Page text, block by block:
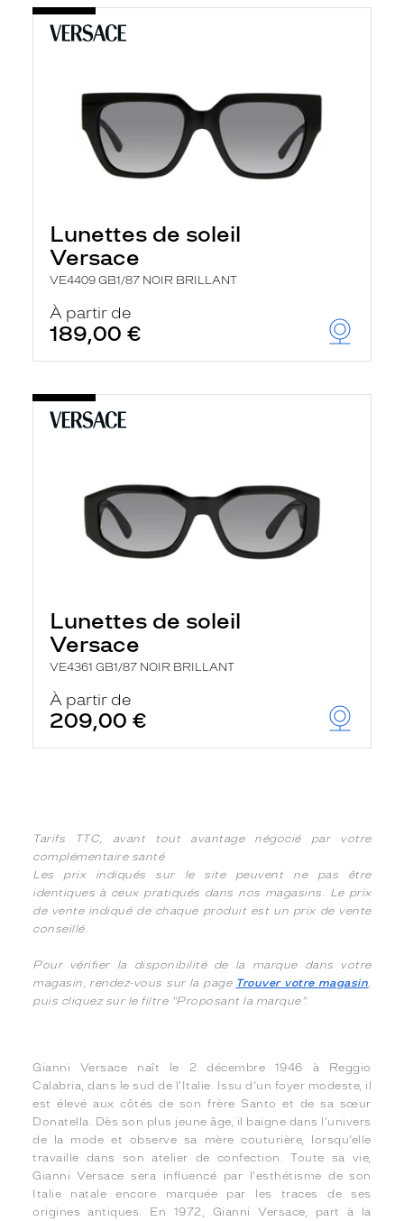
Lunettes de soleil
Versace
VE4409 GB1/87 NOIR BRILLANT
À partir de
189,00 €
Lunettes de soleil
Versace
VE4361 GB1/87 NOIR BRILLANT
À partir de
209,00 €
Tarifs TTC, avant tout avantage négocié par votre
complémentaire santé
Les prix indiqués sur le site peuvent ne pas être
identiques à ceux pratiqués dans nos magasins. Le prix
de vente indiqué de chaque produit est un prix de vente
conseillé.
Pour vérifier la disponibilité de la marque dans votre
magasin, rendez-vous sur la page Trouver votre magasin,
puis cliquez sur le filtre "Proposant la marque".
Gianni Versace naît le 2 décembre 1946 à Reggio
Calabria, dans le sud de l'Italie. Issu d’un foyer modeste, il
est élevé aux côtés de son frère Santo et de sa sœur
Donatella. Dès son plus jeune âge, il baigne dans l’univers
de la mode et observe sa mère couturière, lorsqu’elle
travaille dans son atelier de confection. Toute sa vie,
Gianni Versace sera influencé par l'esthétisme de son
Italie natale encore marquée par les traces de ses
origines antiques. En 1972, Gianni Versace, part à la